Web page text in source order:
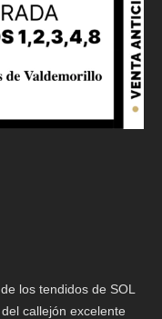
los tendidos de SOL
callejón excelente